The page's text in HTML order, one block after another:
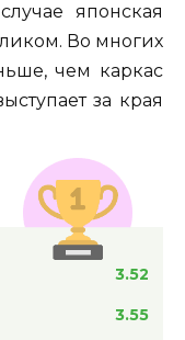
японская
Во многих
чем каркас
за края
3.52
3.55